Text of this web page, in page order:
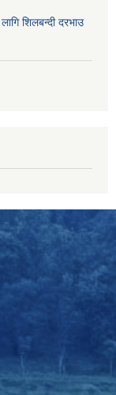
शिलबन्दी दरभाउ